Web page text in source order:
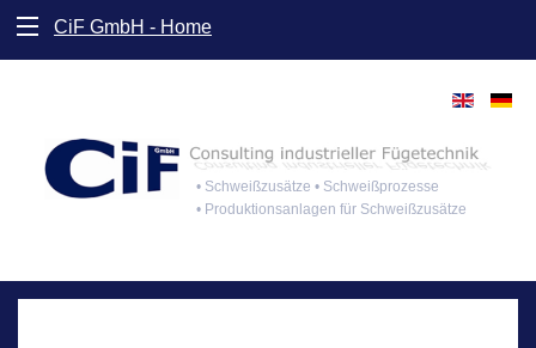
CiF GmbH - Home
• Schweißzusätze • Schweißprozesse
• Produktionsanlagen für Schweißzusätze